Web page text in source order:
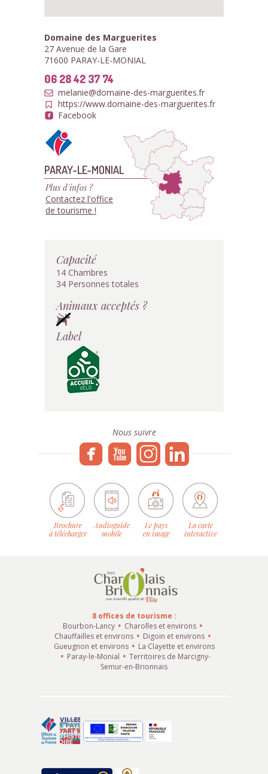
Domaine des Marguerites
27 Avenue de la Gare
71600 PARAY-LE-MONIAL
06 28 42 37 74
melanie@domaine-des-marguerites.fr
https://www.domaine-des-marguerites.fr
Facebook
PARAY-LE-MONIAL
Plus d'infos ?
Contactez l'office
de tourisme !
Capacité
14 Chambres
34 Personnes totales
Animaux acceptés ?
Label
Nous suivre
Brochure
à télécharger
Audioguide
mobile
Le pays
en image
La carte
interactive
8 offices de tourisme :
Bourbon-Lancy
Charolles et environs
Chauffailles et environs
Digoin et environs
Gueugnon et environs
La Clayette et environs
Paray-le-Monial
Territoires de Marcigny-
Semur-en-Brionnais